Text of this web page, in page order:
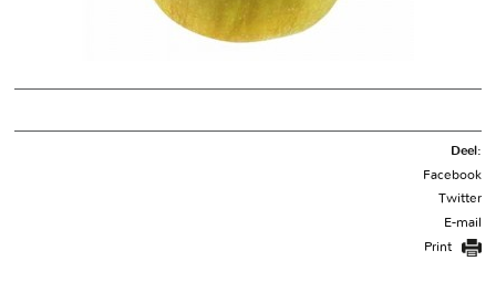
Deel:
Facebook
Twitter
E-mail
Print